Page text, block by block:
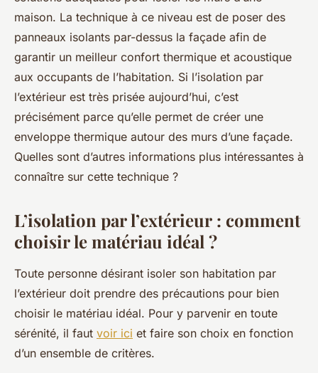
maison. La technique à ce niveau est de poser des
panneaux isolants par-dessus la façade afin de
garantir un meilleur confort thermique et acoustique
aux occupants de l’habitation. Si l’isolation par
l’extérieur est très prisée aujourd’hui, c’est
précisément parce qu’elle permet de créer une
enveloppe thermique autour des murs d’une façade.
Quelles sont d’autres informations plus intéressantes à
connaître sur cette technique ?
L’isolation par l’extérieur : comment
choisir le matériau idéal ?
Toute personne désirant isoler son habitation par
l’extérieur doit prendre des précautions pour bien
choisir le matériau idéal. Pour y parvenir en toute
sérénité, il faut voir ici et faire son choix en fonction
d’un ensemble de critères.